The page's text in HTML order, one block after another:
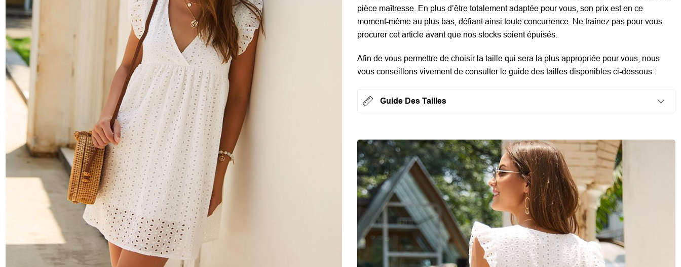
pièce maîtresse. En plus d’être totalement adaptée pour vous, son prix est en ce
moment-même au plus bas, défiant ainsi toute concurrence. Ne traînez pas pour vous
procurer cet article avant que nos stocks soient épuisés.
Afin de vous permettre de choisir la taille qui sera la plus appropriée pour vous, nous
vous conseillons vivement de consulter le guide des tailles disponibles ci-dessous :
Guide Des Tailles